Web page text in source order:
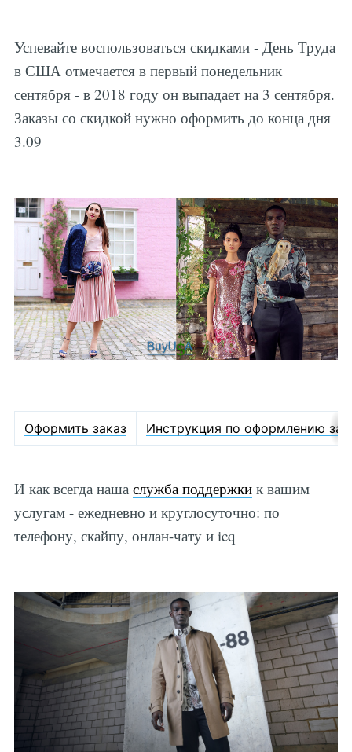
Успевайте воспользоваться скидками - День Труда
в США отмечается в первый понедельник
сентября - в 2018 году он выпадает на 3 сентября.
Заказы со скидкой нужно оформить до конца дня
3.09
Оформить заказ Инструкция по оформлению
И как всегда наша служба поддержкик вашим
услугам - ежедневно и круглосуточно: по
телефону, скайпу, онлан-чату и icq